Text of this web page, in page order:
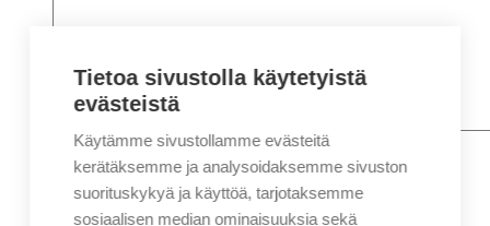
Nimi*
Etunimi
Sukunimi
Tietoa sivustolla käytetyistä
evästeistä
Käytämme sivustollamme evästeitä
kerätäksemme ja analysoidaksemme sivuston
suorituskykyä ja käyttöä, tarjotaksemme
sosiaalisen median ominaisuuksia sekä